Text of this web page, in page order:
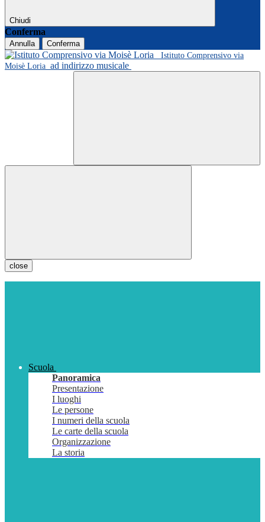
Chiudi
Conferma
Annulla
Conferma
Istituto Comprensivo via
Moisè Loria ad indirizzo musicale
close
Scuola
Panoramica
Presentazione
I luoghi
Le persone
I numeri della scuola
Le carte della scuola
Organizzazione
La storia